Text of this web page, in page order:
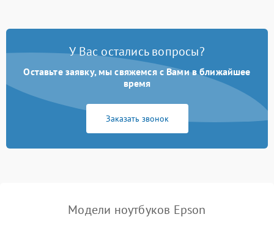
быстрая разрядка,
2500 ₽ Подробнее →
Неисправность зарядного
питания
2000 ₽ Подробнее →
неисправности кулера
пропадание диска
У Вас остались вопросы?
Оставьте заявку, мы свяжемся с Вами в ближайшее
время
Заказать звонок
Модели ноутбуков Epson